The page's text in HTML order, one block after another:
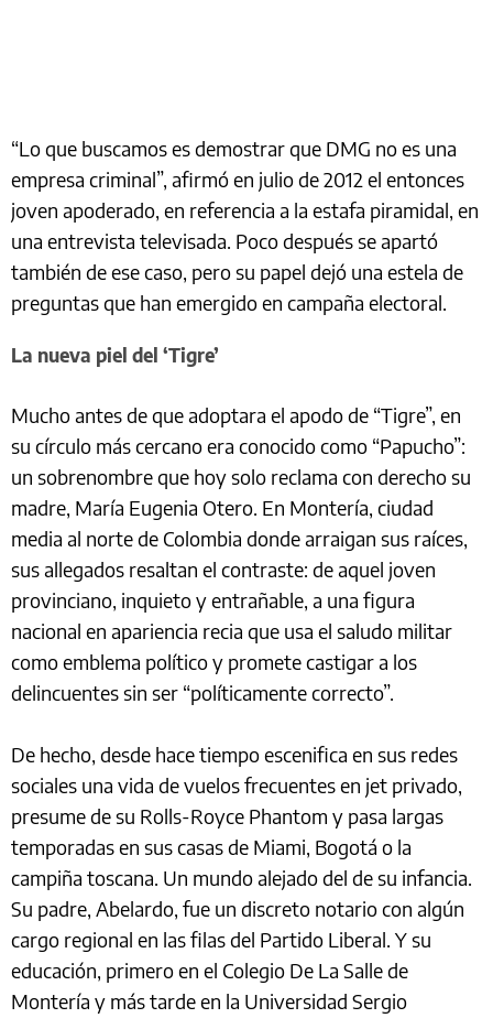
“Lo que buscamos es demostrar que DMG no es una
empresa criminal”, afirmó en julio de 2012 el entonces
joven apoderado, en referencia a la estafa piramidal, en
una entrevista televisada. Poco después se apartó
también de ese caso, pero su papel dejó una estela de
preguntas que han emergido en campaña electoral.
La nueva piel del ‘Tigre’
Mucho antes de que adoptara el apodo de “Tigre”, en
su círculo más cercano era conocido como “Papucho”:
un sobrenombre que hoy solo reclama con derecho su
madre, María Eugenia Otero. En Montería, ciudad
media al norte de Colombia donde arraigan sus raíces,
sus allegados resaltan el contraste: de aquel joven
provinciano, inquieto y entrañable, a una figura
nacional en apariencia recia que usa el saludo militar
como emblema político y promete castigar a los
delincuentes sin ser “políticamente correcto”.
De hecho, desde hace tiempo escenifica en sus redes
sociales una vida de vuelos frecuentes en jet privado,
presume de su Rolls-Royce Phantom y pasa largas
temporadas en sus casas de Miami, Bogotá o la
campiña toscana. Un mundo alejado del de su infancia.
Su padre, Abelardo, fue un discreto notario con algún
cargo regional en las filas del Partido Liberal. Y su
educación, primero en el Colegio De La Salle de
Montería y más tarde en la Universidad Sergio